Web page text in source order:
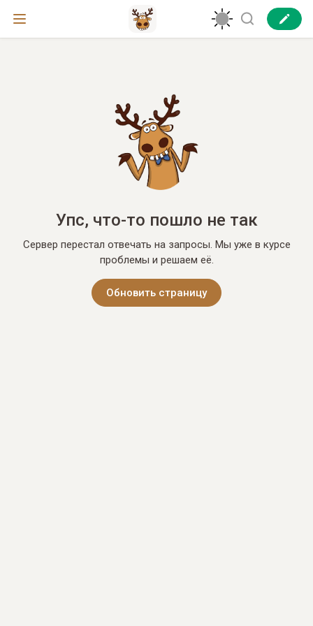
Упс, что-то пошло не так
Сервер перестал отвечать на запросы. Мы уже в курсе
проблемы и решаем её.
Обновить страницу